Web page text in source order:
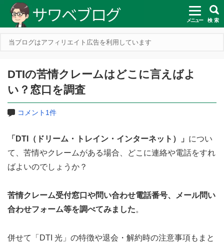
メニュー 検 索
当ブログはアフィリエイト広告を利用しています
DTIの苦情クレームはどこに言えばよ
い？窓口を調査
コメント1件
「DTI（ドリーム・トレイン・インターネット）」 につい
て、苦情やクレームがある場合、どこに連絡や電話をすれ
ばよいのでしょうか？
苦情クレーム受付窓口や問い合わせ電話番号、メール問い
合わせフォーム等を調べてみました。
併せて「DTI 光」の特徴や退会・解約時の注意事項もまと